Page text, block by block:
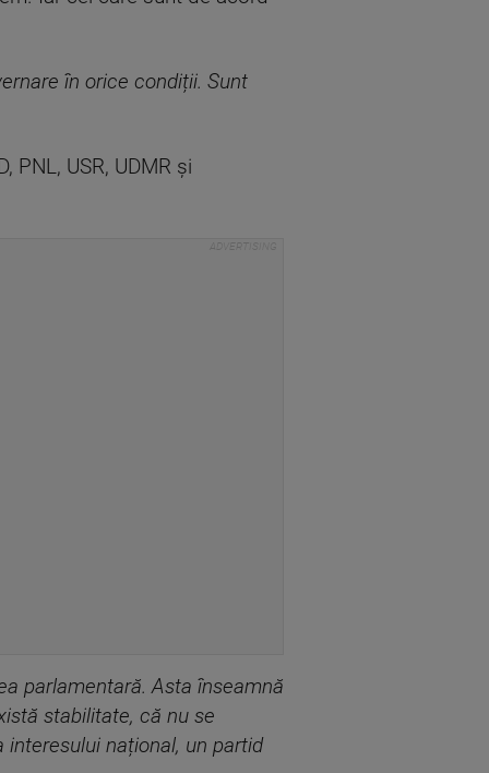
în orice condiții. Sunt
PNL, USR, UDMR și
parlamentară. Asta înseamnă
stabilitate, că nu se
național, un partid